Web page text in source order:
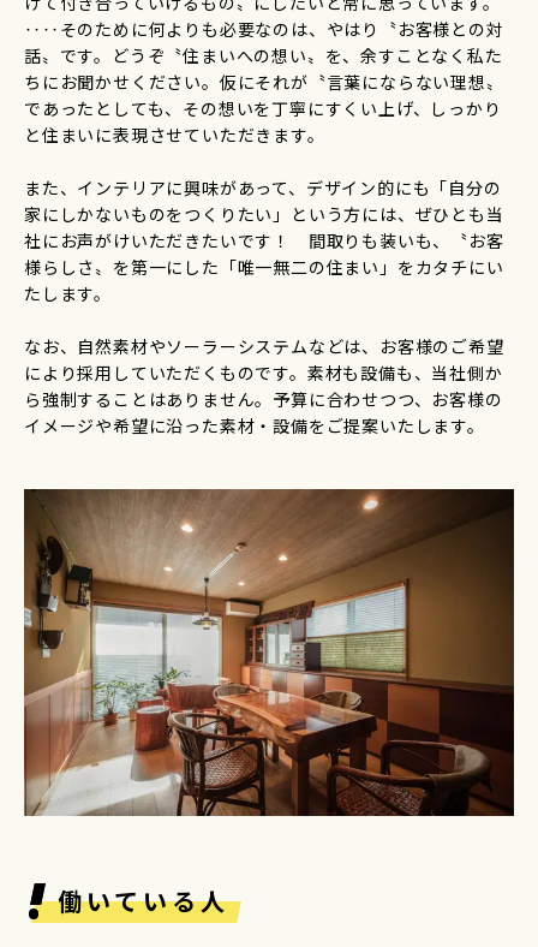
‥‥そのために何よりも必要なのは、やはり〝お客様との対
話〟です。どうぞ〝住まいへの想い〟を、余すことなく私た
ちにお聞かせください。仮にそれが〝言葉にならない理想〟
であったとしても、その想いを丁寧にすくい上げ、しっかり
と住まいに表現させていただきます。
また、インテリアに興味があって、デザイン的にも「自分の
家にしかないものをつくりたい」という方には、ぜひとも当
社にお声がけいただきたいです！ 間取りも装いも、〝お客
様らしさ〟を第一にした「唯一無二の住まい」をカタチにい
たします。
なお、自然素材やソーラーシステムなどは、お客様のご希望
により採用していただくものです。素材も設備も、当社側か
ら強制することはありません。予算に合わせつつ、お客様の
イメージや希望に沿った素材・設備をご提案いたします。
働いている人